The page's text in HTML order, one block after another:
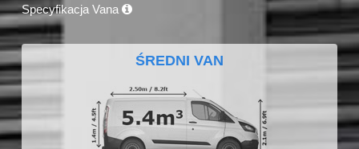
Specyfikacja Vana
ŚREDNI VAN